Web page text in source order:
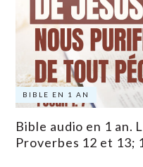
BIBLE EN 1 AN
Bible audio en 1 an.
Proverbes 12 et 13;